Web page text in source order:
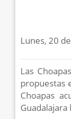
Lunes, 20
Las
propuestas
Choapas
Guadalajara